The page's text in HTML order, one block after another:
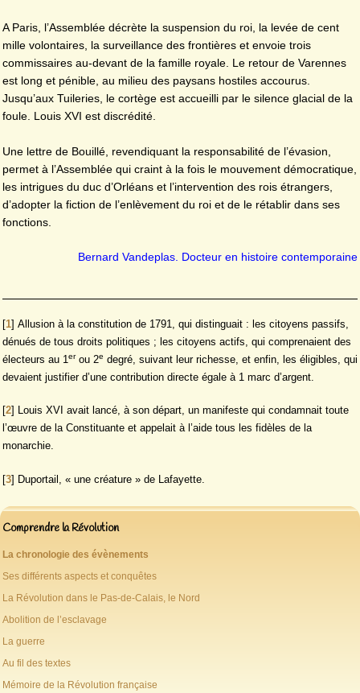
A Paris, l’Assemblée décrète la suspension du roi, la levée de cent
mille volontaires, la surveillance des frontières et envoie trois
commissaires au-devant de la famille royale. Le retour de Varennes
est long et pénible, au milieu des paysans hostiles accourus.
Jusqu’aux Tuileries, le cortège est accueilli par le silence glacial de la
foule. Louis XVI est discrédité.
Une lettre de Bouillé, revendiquant la responsabilité de l’évasion,
permet à l’Assemblée qui craint à la fois le mouvement démocratique,
les intrigues du duc d’Orléans et l’intervention des rois étrangers,
d’adopter la fiction de l’enlèvement du roi et de le rétablir dans ses
fonctions.
Bernard Vandeplas. Docteur en histoire contemporaine
[1] Allusion à la constitution de 1791, qui distinguait : les citoyens passifs,
dénués de tous droits politiques ; les citoyens actifs, qui comprenaient des
électeurs au 1 erou 2e degré, suivant leur richesse, et enfin, les éligibles, qui
devaient justifier d’une contribution directe égale à 1 marc d’argent.
[2] Louis XVI avait lancé, à son départ, un manifeste qui condamnait toute
l’œuvre de la Constituante et appelait à l’aide tous les fidèles de la
monarchie.
[3] Duportail, « une créature » de Lafayette.
Comprendre la Révolution
La chronologie des évènements
Ses différents aspects et conquêtes
La Révolution dans le Pas-de-Calais, le Nord
Abolition de l’esclavage
La guerre
Au fil des textes
Mémoire de la Révolution française